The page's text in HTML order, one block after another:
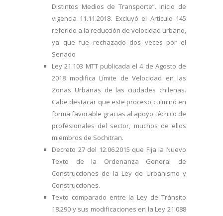
Distintos Medios de Transporte”. Inicio de
vigencia 11.11.2018. Excluyó el Artículo 145
referido a la reducción de velocidad urbano,
ya que fue rechazado dos veces por el
Senado
Ley 21.103 MTT publicada el 4 de Agosto de
2018 modifica Límite de Velocidad en las
Zonas Urbanas de las ciudades chilenas.
Cabe destacar que este proceso culminó en
forma favorable gracias al apoyo técnico de
profesionales del sector, muchos de ellos
miembros de Sochitran.
Decreto 27 del 12.06.2015 que Fija la Nuevo
Texto de la Ordenanza General de
Construcciones de la Ley de Urbanismo y
Construcciones.
Texto comparado entre la Ley de Tránsito
18.290 y sus modificaciones en la Ley 21.088